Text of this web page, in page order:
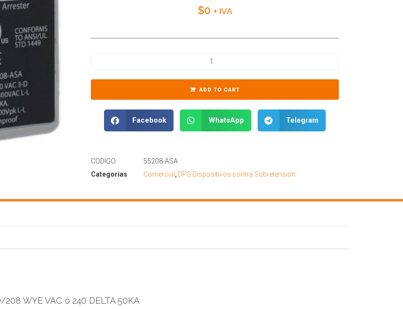
$0 + IVA
ADD TO CART
Facebook WhatsApp Telegram
CODIGO
55208-ASA
Categorias
Comercial , DPS Dispositivos contra Sobretensión
208 WYE VAC ó 240 DELTA 50KA